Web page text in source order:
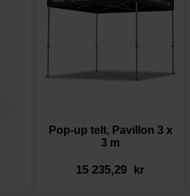
Pop-up telt, Pavillon 3 x
3 m
15 235,29 kr